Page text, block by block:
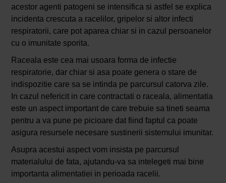
acestor agenti patogeni se intensifica si astfel se explica
incidenta crescuta a racelilor, gripelor si altor infecti
respiratorii, care pot aparea chiar si in cazul persoanelor
cu o imunitate sporita.
Raceala este cea mai usoara forma de infectie
respiratorie, dar chiar si asa poate genera o stare de
indispozitie care sa se intinda pe parcursul catorva zile.
In cazul nefericit in care contractati o raceala, alimentatia
este un aspect important de care trebuie sa tineti seama
pentru a va pune pe picioare dat fiind faptul ca poate
asigura resursele necesare sustinerii sistemului imunitar.
Asupra acestui aspect vom insista pe parcursul
materialului de fata, ajutandu-va sa intelegeti mai bine
importanta alimentatiei in perioada racelii.